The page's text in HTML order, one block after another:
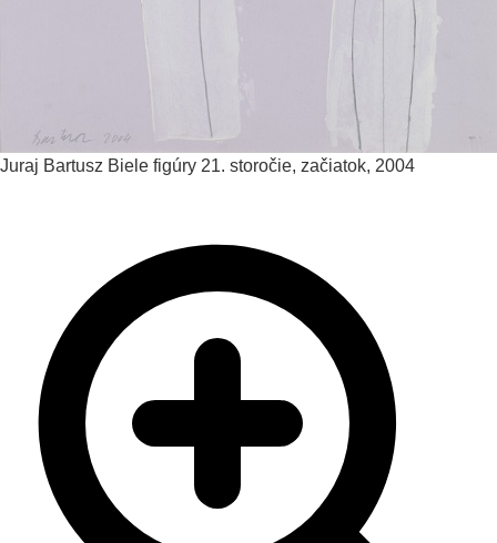
Juraj Bartusz Biele figúry 21. storočie, začiatok, 2004